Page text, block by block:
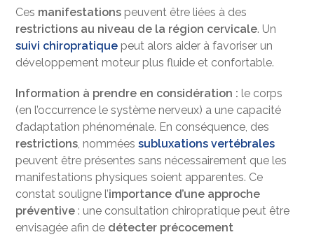
Ces manifestations peuvent être liées à des
restrictions au niveau de la région cervicale. Un
suivi chiropratique peut alors aider à favoriser un
développement moteur plus fluide et confortable.
Information à prendre en considération : le corps
(en l’occurrence le système nerveux) a une capacité
d’adaptation phénoménale. En conséquence, des
restrictions, nomméessubluxations vertébrales
peuvent être présentes sans nécessairement que les
manifestations physiques soient apparentes. Ce
constat souligne l’importance d’une approche
préventive : une consultation chiropratique peut être
envisagée afin de détecter précocement